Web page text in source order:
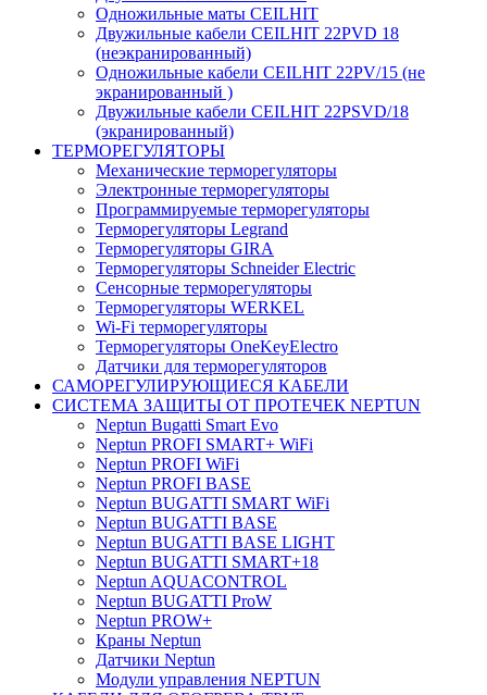
Одножильные маты CEILHIT
Двужильные кабели CEILHIT 22PVD 18
(неэкранированный)
Одножильные кабели CEILHIT 22PV/15 (не
экранированный )
Двужильные кабели CEILHIT 22PSVD/18
(экранированный)
ТЕРМОРЕГУЛЯТОРЫ
Механические терморегуляторы
Электронные терморегуляторы
Программируемые терморегуляторы
Терморегуляторы Legrand
Терморегуляторы GIRA
Терморегуляторы Schneider Electric
Сенсорные терморегуляторы
Терморегуляторы WERKEL
Wi-Fi терморегуляторы
Терморегуляторы OneKeyElectro
Датчики для терморегуляторов
САМОРЕГУЛИРУЮЩИЕСЯ КАБЕЛИ
СИСТЕМА ЗАЩИТЫ ОТ ПРОТЕЧЕК NEPTUN
Neptun Bugatti Smart Evo
Neptun PROFI SMART+ WiFi
Neptun PROFI WiFi
Neptun PROFI BASE
Neptun BUGATTI SMART WiFi
Neptun BUGATTI BASE
Neptun BUGATTI BASE LIGHT
Neptun BUGATTI SMART+18
Neptun AQUACONTROL
Neptun BUGATTI ProW
Neptun PROW+
Краны Neptun
Датчики Neptun
Модули управления NEPTUN